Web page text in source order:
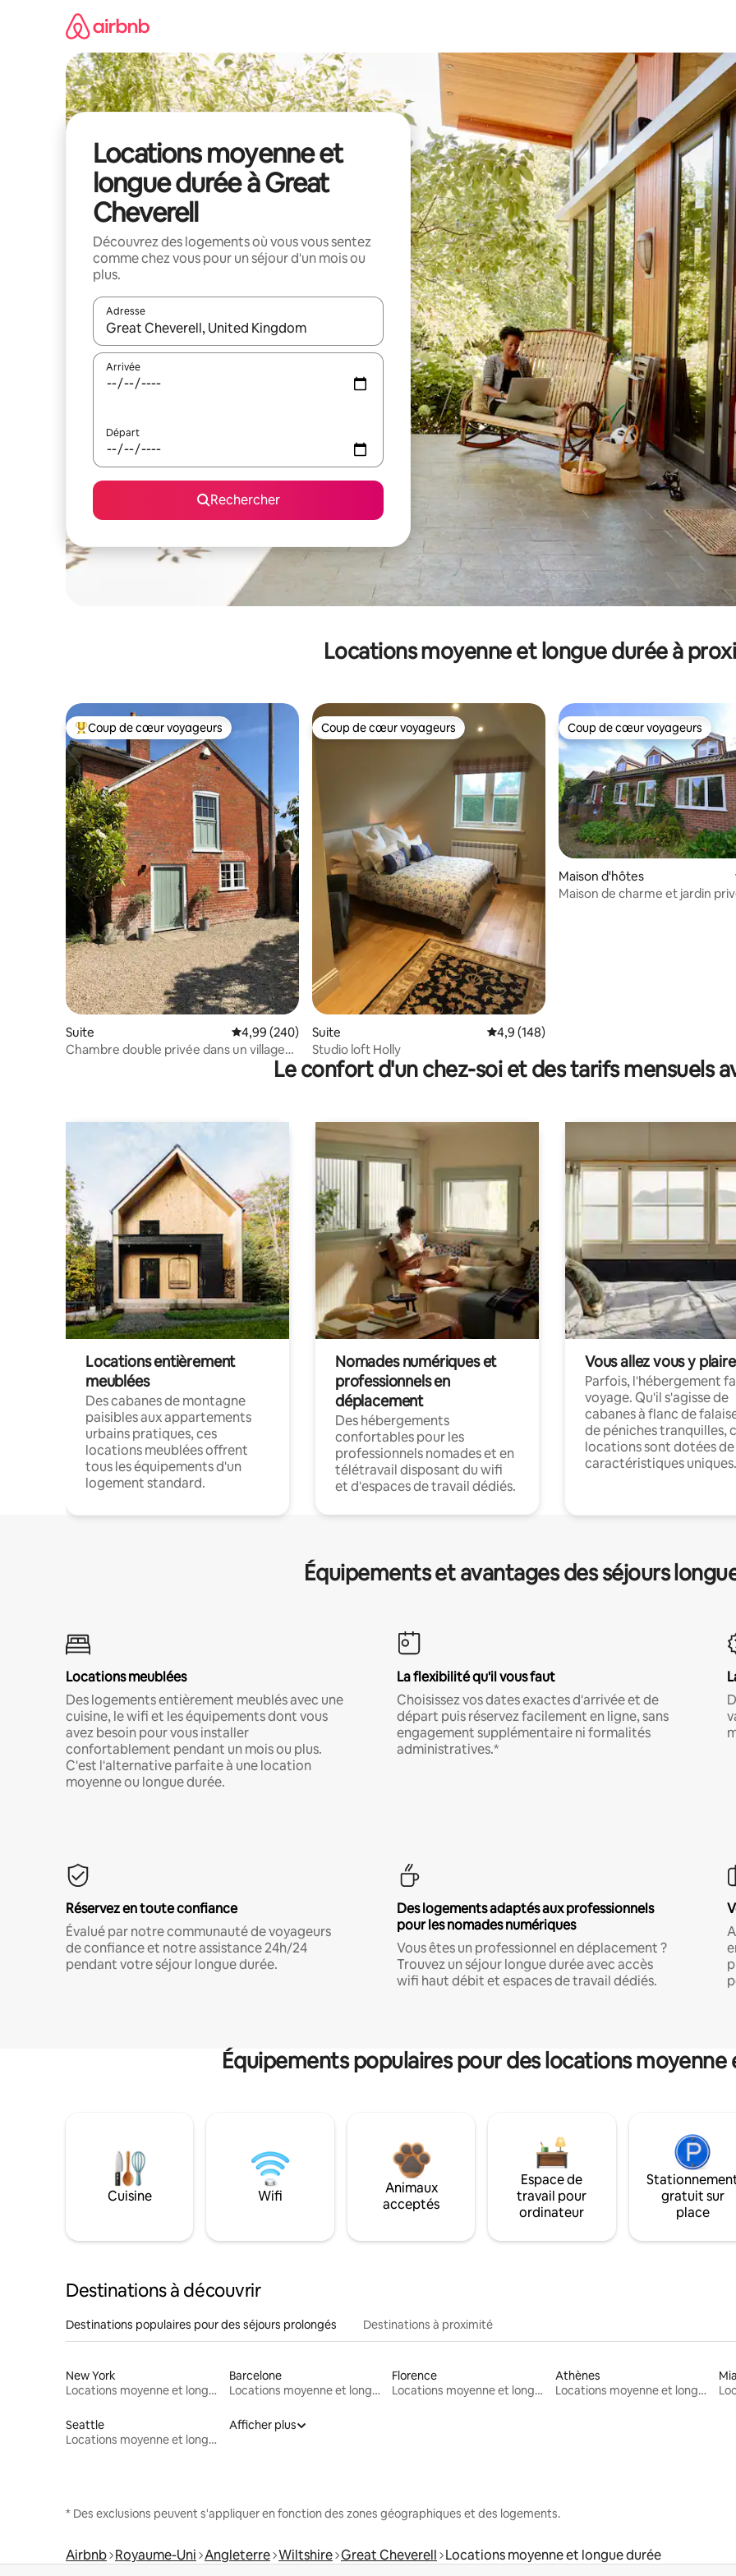
Locations moyenne et
longue durée à Great
Cheverell
Découvrez des logements où vous vous sentez
comme chez vous pour un séjour d'un mois ou
plus.
Adresse
Lorsque les résultats s'affichent, utilisez les flèches vers le haut et vers le bas pour les parcourir ou en appuyant et en
Arrivée
Départ
Rechercher
Locations moyenne et longue durée à
Coups de cœur voyageurs les plus appréciés
Coup de cœur voyageurs
Suite Évaluation moyenne sur la base de 240 commentaires : 4,99 sur 5
4,99 (240)
Chambre double privée dans un village
Coup de cœur voyageurs
Coup de cœur voyageurs
Suite Évaluation moyenne sur la base de 148
4,9 (148)
Studio loft Holly
Coup de cœur voyageurs
Coup de cœur voyageurs
Maison d'hôtes
Maison de charme et jardin
Le confort d'un chez-soi et des tarifs mensuels
Locations entièrement
meublées
Des cabanes de montagne
paisibles aux appartements
urbains pratiques, ces
locations meublées offrent
tous les équipements d'un
logement standard.
Nomades numériques et
professionnels en
déplacement
Des hébergements
confortables pour les
professionnels nomades et en
télétravail disposant du wifi
et d'espaces de travail dédiés.
Vous allez vous y plaire
Parfois, l'hébergement
voyage. Qu'il s'agisse de
cabanes à flanc de
de péniches tranquilles,
locations sont dotées de
caractéristiques uniques.
Équipements et avantages des séjours
Locations meublées
Des logements entièrement meublés avec une
cuisine, le wifi et les équipements dont vous
avez besoin pour vous installer
confortablement pendant un mois ou plus.
C'est l'alternative parfaite à une location
moyenne ou longue durée.
La flexibilité qu'il vous faut
Choisissez vos dates exactes d'arrivée et de
départ puis réservez facilement en ligne, sans
engagement supplémentaire ni formalités
administratives.*
Réservez en toute confiance
Évalué par notre communauté de voyageurs
de confiance et notre assistance 24h/24
pendant votre séjour longue durée.
Des logements adaptés aux professionnels
pour les nomades numériques
Vous êtes un professionnel en déplacement ?
Trouvez un séjour longue durée avec accès
wifi haut débit et espaces de travail dédiés.
Équipements populaires pour des locations
Cuisine Wifi
Animaux
acceptés
Espace de
travail pour
ordinateur
gratuit sur
place
Destinations à découvrir
Destinations populaires pour des séjours prolongés Destinations à proximité
New York
Locations moyenne et longue durée
Barcelone
Locations moyenne et longue durée
Florence
Locations moyenne et longue durée
Athènes
Locations moyenne et longue durée
Seattle
Locations moyenne et longue durée
Afficher plus
* Des exclusions peuvent s'appliquer en fonction des zones géographiques et des logements.
Airbnb Royaume-Uni Angleterre Wiltshire Great Cheverell Locations moyenne et longue durée